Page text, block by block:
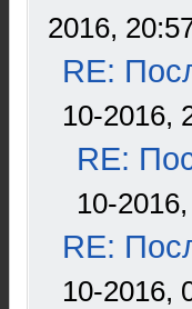
2016,
RE:
10-2016,
RE:
10-
RE:
10-2016,